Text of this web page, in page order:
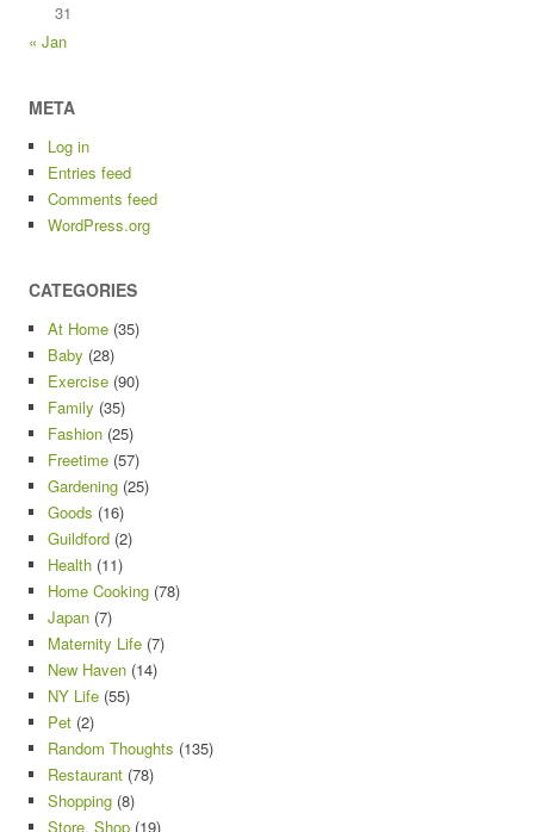
31
« Jan
META
Log in
Entries feed
Comments feed
WordPress.org
CATEGORIES
At Home (35)
Baby (28)
Exercise (90)
Family (35)
Fashion (25)
Freetime (57)
Gardening (25)
Goods (16)
Guildford (2)
Health (11)
Home Cooking (78)
Japan (7)
Maternity Life (7)
New Haven (14)
NY Life (55)
Pet (2)
Random Thoughts (135)
Restaurant (78)
Shopping (8)
Store, Shop (19)